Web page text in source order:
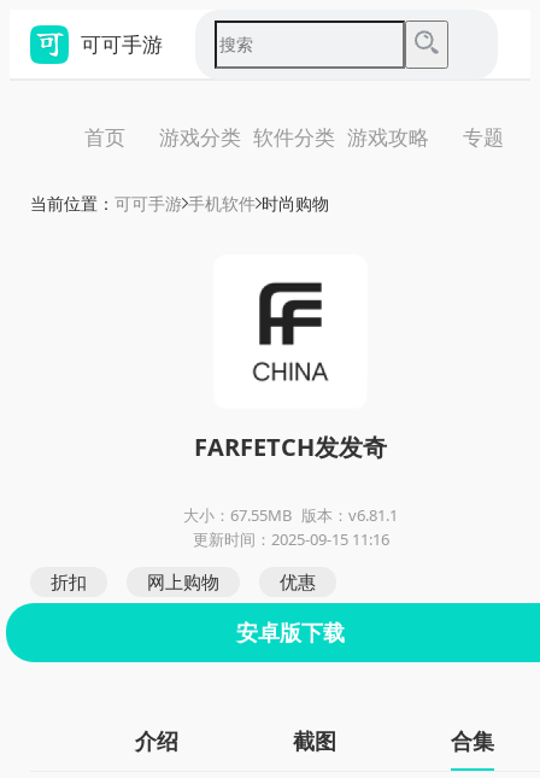
可可手游
首页 游戏分类 软件分类 游戏攻略 专题
当前位置： 可可手游 手机软件 时尚购物
FARFETCH发发奇
大小：67.55MB 版本：v6.81.1
更新时间：2025-09-15 11:16
折扣 网上购物 优惠
安卓版下载
介绍 截图 合集